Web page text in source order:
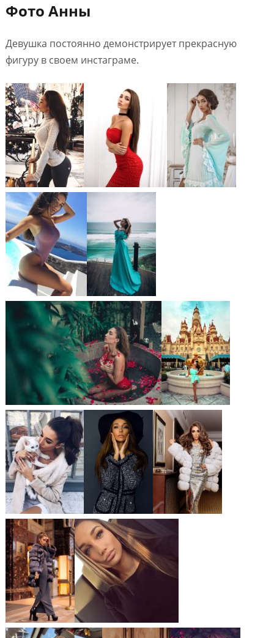
Фото Анны
Девушка постоянно демонстрирует прекрасную
фигуру в своем инстаграме.